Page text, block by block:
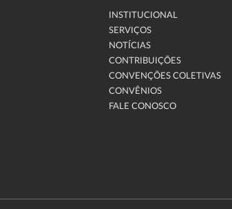
INSTITUCIONAL
SERVIÇOS
NOTÍCIAS
CONTRIBUIÇÕES
CONVENÇÕES COLETIVAS
CONVÊNIOS
FALE CONOSCO